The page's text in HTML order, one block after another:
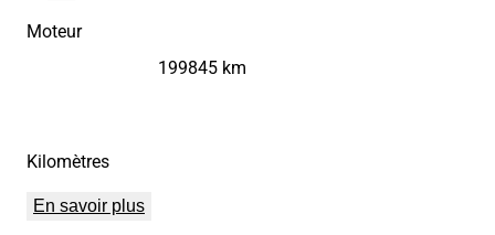
Moteur
Kilomètres
199845 km
En savoir plus